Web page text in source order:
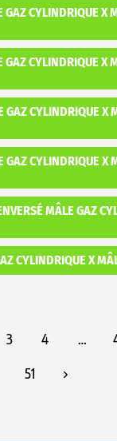
CYLINDRIQUE X
CYLINDRIQUE X
CYLINDRIQUE X
CYLINDRIQUE X
MÂLE GAZ
CYLINDRIQUE X
3 4 …
51